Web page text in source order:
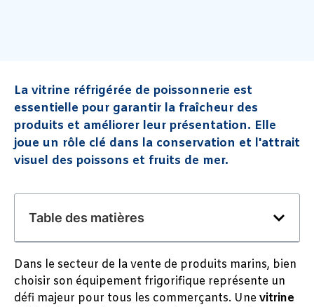
La vitrine réfrigérée de poissonnerie est
essentielle pour garantir la fraîcheur des
produits et améliorer leur présentation. Elle
joue un rôle clé dans la conservation et l'attrait
visuel des poissons et fruits de mer.
Table des matières
Dans le secteur de la vente de produits marins, bien
choisir son équipement frigorifique représente un
défi majeur pour tous les commerçants. Unevitrine